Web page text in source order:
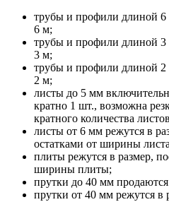
трубы и профили длиной 6
6 м;
трубы и профили длиной 3
3 м;
трубы и профили длиной 2
2 м;
листы до 5 мм
кратно 1 шт., возможна
кратного количества
листы от 6 мм режутся в
остатками от ширины
плиты режутся в размер,
ширины плиты;
прутки до 40 мм
прутки от 40 мм режутся в